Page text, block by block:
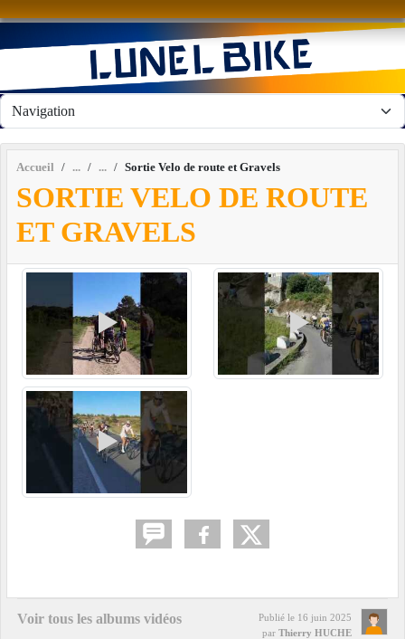
Accueil Sortie Velo de route et Gravels
SORTIE VELO DE ROUTE
ET GRAVELS
Voir tous les albums vidéos Publié le 16 juin 2025
par Thierry HUCHE